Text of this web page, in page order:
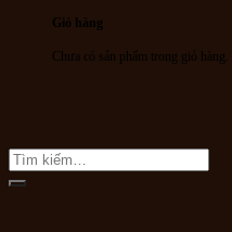
Giỏ hàng
Chưa có sản phẩm trong giỏ hàng.
Tìm
kiếm: